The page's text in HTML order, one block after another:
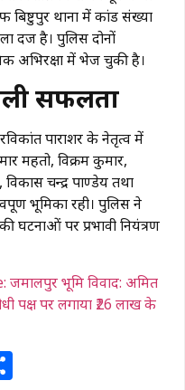
बिष्टुपुर थाना में कांड संख्या
दर्ज है। पुलिस दोनों
अभिरक्षा में भेज चुकी है।
सफलता
पाराशर के नेतृत्व में
महतो, विक्रम कुमार,
चन्द्र पाण्डेय तथा
भूमिका रही। पुलिस ने
घटनाओं पर प्रभावी नियंत्रण
भूमि विवाद: अमित
पक्ष पर लगाया ₹26 लाख के